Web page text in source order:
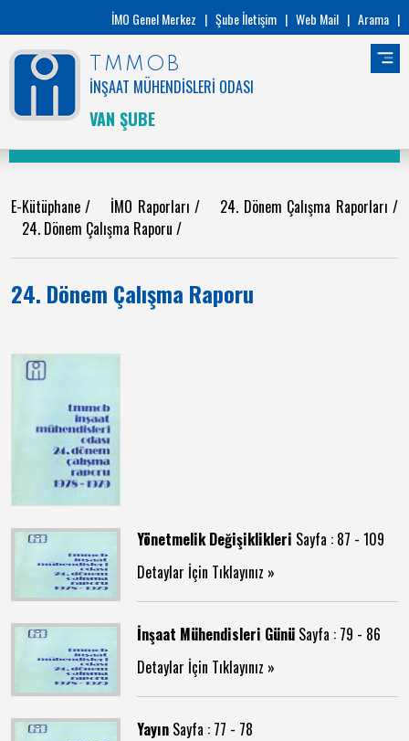
İMO Genel Merkez | Şube İletişim | Web Mail | Arama |
TMMOB
İNŞAAT MÜHENDİSLERİ ODASI
VAN ŞUBE
E-Kütüphane/ İMO Raporları/ 24. Dönem Çalışma Raporları/
24. Dönem Çalışma Raporu /
24. Dönem Çalışma Raporu
Yönetmelik Değişiklikleri Sayfa : 87 - 109
Detaylar İçin Tıklayınız »
İnşaat Mühendisleri Günü Sayfa : 79 - 86
Detaylar İçin Tıklayınız »
Yayın Sayfa : 77 - 78